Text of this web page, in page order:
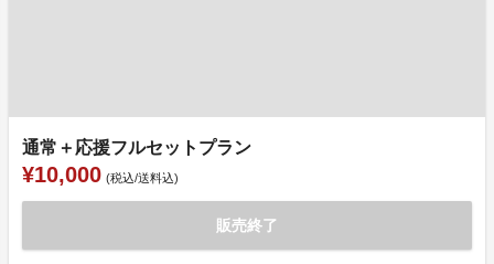
通常＋応援フルセットプラン
¥10,000 (税込/送料込)
販売終了